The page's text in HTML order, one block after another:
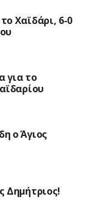
Χαϊδάρι, 6-0
για το
ο Άγιος
Δημήτριος!